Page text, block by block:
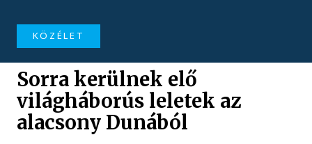
KÖZÉLET
Sorra kerülnek elő
világháborús leletek az
alacsony Dunából